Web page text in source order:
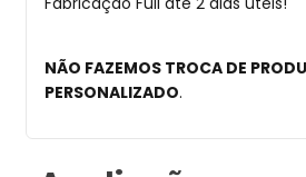
NÃO FAZEMOS TROCA DE
PERSONALIZADO.